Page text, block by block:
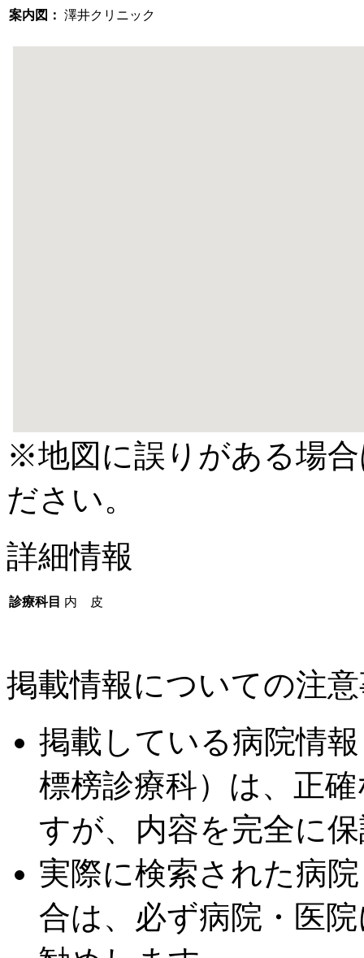
案内図： 澤井クリニック
※地図に誤りがある場
ださい。
詳細情報
診療科目 内 皮
掲載情報についての注
掲載している病院情
標榜診療科）は、正
すが、内容を完全に
実際に検索された病
合は、必ず病院・医